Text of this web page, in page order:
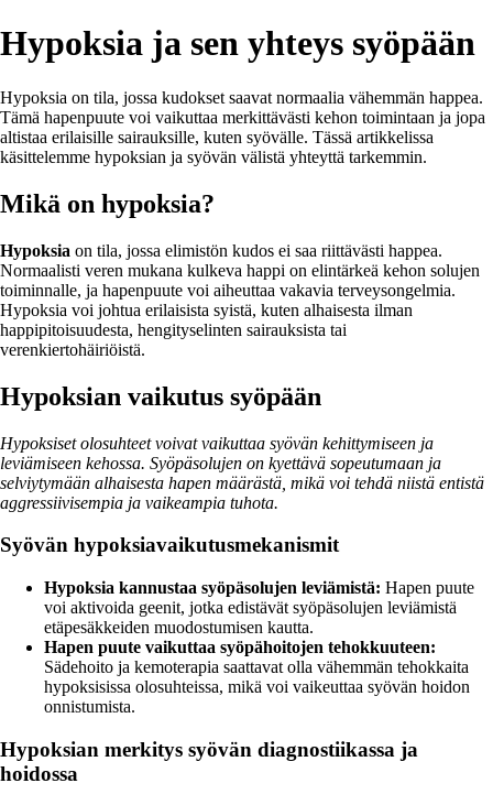
Hypoksia ja sen yhteys syöpään
Hypoksia on tila, jossa kudokset saavat normaalia vähemmän happea.
Tämä hapenpuute voi vaikuttaa merkittävästi kehon toimintaan ja jopa
altistaa erilaisille sairauksille, kuten syövälle. Tässä artikkelissa
käsittelemme hypoksian ja syövän välistä yhteyttä tarkemmin.
Mikä on hypoksia?
Hypoksia on tila, jossa elimistön kudos ei saa riittävästi happea.
Normaalisti veren mukana kulkeva happi on elintärkeä kehon solujen
toiminnalle, ja hapenpuute voi aiheuttaa vakavia terveysongelmia.
Hypoksia voi johtua erilaisista syistä, kuten alhaisesta ilman
happipitoisuudesta, hengityselinten sairauksista tai
verenkiertohäiriöistä.
Hypoksian vaikutus syöpään
Hypoksiset olosuhteet voivat vaikuttaa syövän kehittymiseen ja
leviämiseen kehossa. Syöpäsolujen on kyettävä sopeutumaan ja
selviytymään alhaisesta hapen määrästä, mikä voi tehdä niistä entistä
aggressiivisempia ja vaikeampia tuhota.
Syövän hypoksiavaikutusmekanismit
Hypoksia kannustaa syöpäsolujen leviämistä: Hapen puute
voi aktivoida geenit, jotka edistävät syöpäsolujen leviämistä
etäpesäkkeiden muodostumisen kautta.
Hapen puute vaikuttaa syöpähoitojen tehokkuuteen:
Sädehoito ja kemoterapia saattavat olla vähemmän tehokkaita
hypoksisissa olosuhteissa, mikä voi vaikeuttaa syövän hoidon
onnistumista.
Hypoksian merkitys syövän diagnostiikassa ja
hoidossa